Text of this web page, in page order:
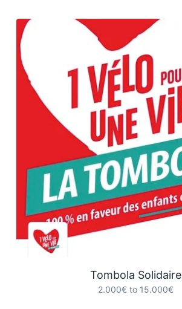
Tombola Solidaire
2.000€ to 15.000€